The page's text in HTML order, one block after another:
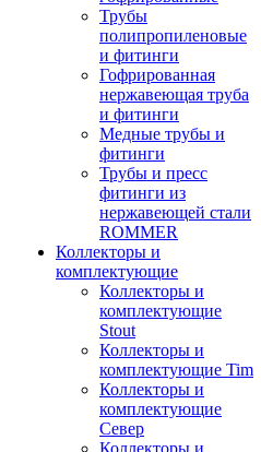
Трубы
полипропиленовые
и фитинги
Гофрированная
нержавеющая труба
и фитинги
Медные трубы и
фитинги
Трубы и пресс
фитинги из
нержавеющей стали
ROMMER
Коллекторы и
комплектующие
Коллекторы и
комплектующие
Stout
Коллекторы и
комплектующие Tim
Коллекторы и
комплектующие
Север
Коллекторы и